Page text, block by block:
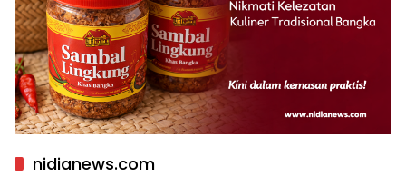
nidianews.com